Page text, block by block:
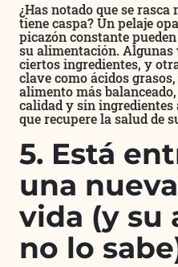
¿Has notado que se
tiene caspa? Un pelaje
picazón constante
su alimentación. Algunas
ciertos ingredientes, y
clave como ácidos
alimento más
calidad y sin
que recupere la salud de
5. Está
una
vida (y su
no lo